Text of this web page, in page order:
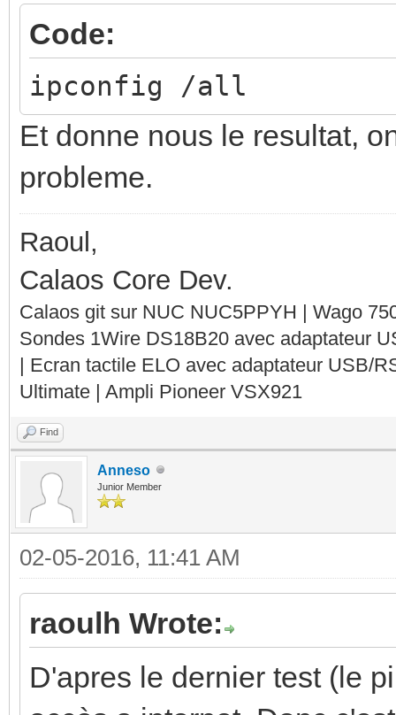
Code:
ipconfig /all
Et donne nous le resultat,
probleme.
Raoul,
Calaos Core Dev.
Calaos git sur NUC NUC5PPYH | Wago
Sondes 1Wire DS18B20 avec adaptateur
| Ecran tactile ELO avec adaptateur USB/
Ultimate | Ampli Pioneer VSX921
Find
Anneso
Junior Member
02-05-2016, 11:41 AM
raoulh Wrote:
D'apres le dernier test (le